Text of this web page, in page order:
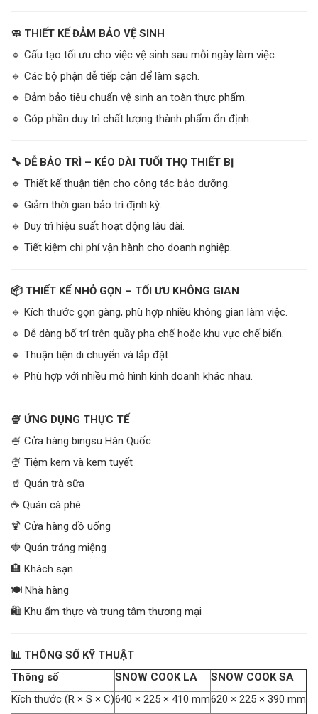
🧼 THIẾT KẾ ĐẢM BẢO VỆ SINH
🔹 Cấu tạo tối ưu cho việc vệ sinh sau mỗi ngày làm việc.
🔹 Các bộ phận dễ tiếp cận để làm sạch.
🔹 Đảm bảo tiêu chuẩn vệ sinh an toàn thực phẩm.
🔹 Góp phần duy trì chất lượng thành phẩm ổn định.
🔧 DỄ BẢO TRÌ – KÉO DÀI TUỔI THỌ THIẾT BỊ
🔹 Thiết kế thuận tiện cho công tác bảo dưỡng.
🔹 Giảm thời gian bảo trì định kỳ.
🔹 Duy trì hiệu suất hoạt động lâu dài.
🔹 Tiết kiệm chi phí vận hành cho doanh nghiệp.
📦 THIẾT KẾ NHỎ GỌN – TỐI ƯU KHÔNG GIAN
🔹 Kích thước gọn gàng, phù hợp nhiều không gian làm việc.
🔹 Dễ dàng bố trí trên quầy pha chế hoặc khu vực chế biến.
🔹 Thuận tiện di chuyển và lắp đặt.
🔹 Phù hợp với nhiều mô hình kinh doanh khác nhau.
🍨 ỨNG DỤNG THỰC TẾ
🍧 Cửa hàng bingsu Hàn Quốc
🍨 Tiệm kem và kem tuyết
🥤 Quán trà sữa
☕ Quán cà phê
🍹 Cửa hàng đồ uống
🍓 Quán tráng miệng
🏨 Khách sạn
🍽️ Nhà hàng
🛍️ Khu ẩm thực và trung tâm thương mại
📊 THÔNG SỐ KỸ THUẬT
Thông số
SNOW COOK LA
SNOW COOK SA
Kích thước (R × S × C)640 × 225 × 410 mm620 × 225 × 390 mm